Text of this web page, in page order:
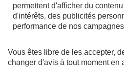
En outre, à la retraite, la
année, sera imposable dans
pensions. Elle supporte
prélèvements sociaux aux
permettent d'afficher du
d'intérêts, des publicités
performance de nos
Vous êtes libre de les accepter,
changer d'avis à tout moment en